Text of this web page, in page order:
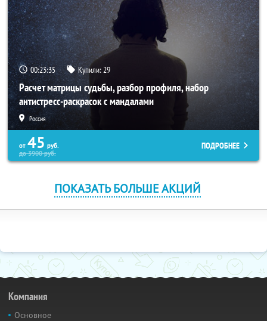
00:23:34 Купили:29
Расчет матрицы судьбы, разбор профиля, набор
антистресс-раскрасок с мандалами
Россия
от 45 руб.
до3900руб.
ПОДРОБНЕЕ
ПОКАЗАТЬ БОЛЬШЕ АКЦИЙ
Компания
Основное